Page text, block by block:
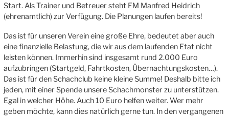
Start. Als Trainer und Betreuer steht FM Manfred Heidrich
(ehrenamtlich) zur Verfügung. Die Planungen laufen bereits!
Das ist für unseren Verein eine große Ehre, bedeutet aber auch
eine finanzielle Belastung, die wir aus dem laufenden Etat nicht
leisten können. Immerhin sind insgesamt rund 2.000 Euro
aufzubringen (Startgeld, Fahrtkosten, Übernachtungskosten…).
Das ist für den Schachclub keine kleine Summe! Deshalb bitte ich
jeden, mit einer Spende unsere Schachmonster zu unterstützen.
Egal in welcher Höhe. Auch 10 Euro helfen weiter. Wer mehr
geben möchte, kann dies natürlich gerne tun. In den vergangenen